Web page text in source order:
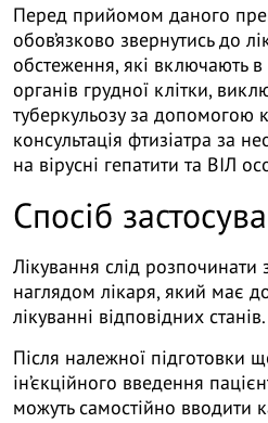
Перед прийомом даного
обов’язково звернутись до
обстеження, які включають в
органів грудної клітки,
туберкульозу за допомогою
консультація фтизіатра за
на вірусні гепатити та ВІЛ
Спосіб
Лікування слід
наглядом лікаря, який має
лікуванні відповідних станів.
Після належної підготовки
ін’єкційного введення
можуть самостійно вводити